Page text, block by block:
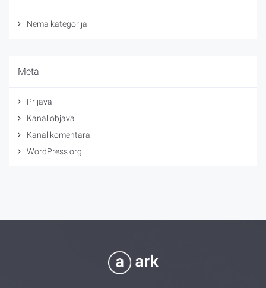
Nema kategorija
Meta
Prijava
Kanal objava
Kanal komentara
WordPress.org